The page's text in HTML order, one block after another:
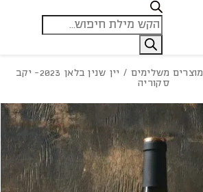
Products
search
מוצרים משלימים
/ יין שנין בלאן 2023- יקב
סקוריה